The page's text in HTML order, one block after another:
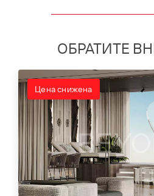
ОБРАТИТЕ
Цена снижена